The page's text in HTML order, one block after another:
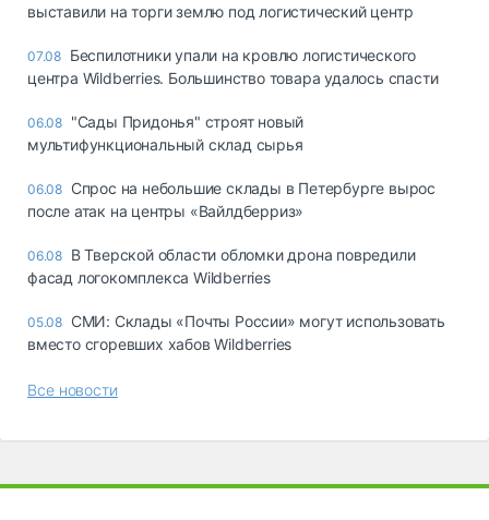
выставили на торги землю под логистический центр
07.08 Беспилотники упали на кровлю логистического
центра Wildberries. Большинство товара удалось спасти
06.08 "Сады Придонья" строят новый
мультифункциональный склад сырья
06.08 Спрос на небольшие склады в Петербурге вырос
после атак на центры «Вайлдберриз»
06.08 В Тверской области обломки дрона повредили
фасад логокомплекса Wildberries
05.08 СМИ: Склады «Почты России» могут использовать
вместо сгоревших хабов Wildberries
Все новости